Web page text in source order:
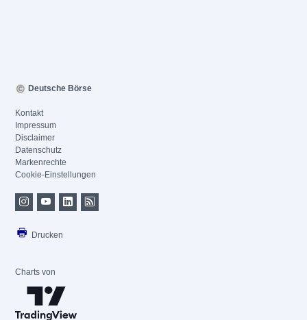
Deutsche Börse
Kontakt
Impressum
Disclaimer
Datenschutz
Markenrechte
Cookie-Einstellungen
Drucken
Charts von